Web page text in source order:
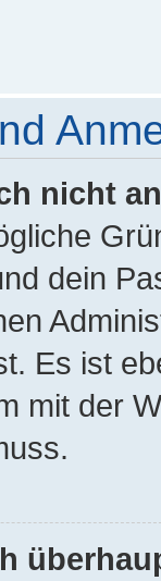
nicht
dein
Es ist
mit der